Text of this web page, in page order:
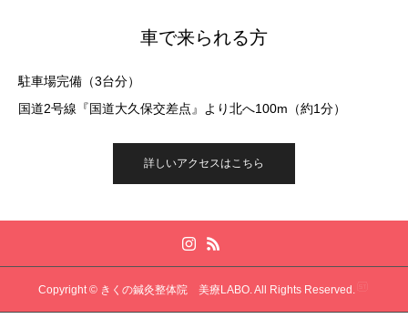
車で来られる方
駐車場完備（3台分）
国道2号線『国道大久保交差点』より北へ100m（約1分）
詳しいアクセスはこちら
Copyright © きくの鍼灸整体院 美療LABO. All Rights Reserved.